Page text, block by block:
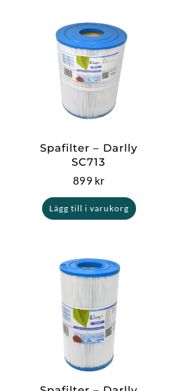
Spafilter – Darlly
SC713
899 kr
Lägg till i varukorg